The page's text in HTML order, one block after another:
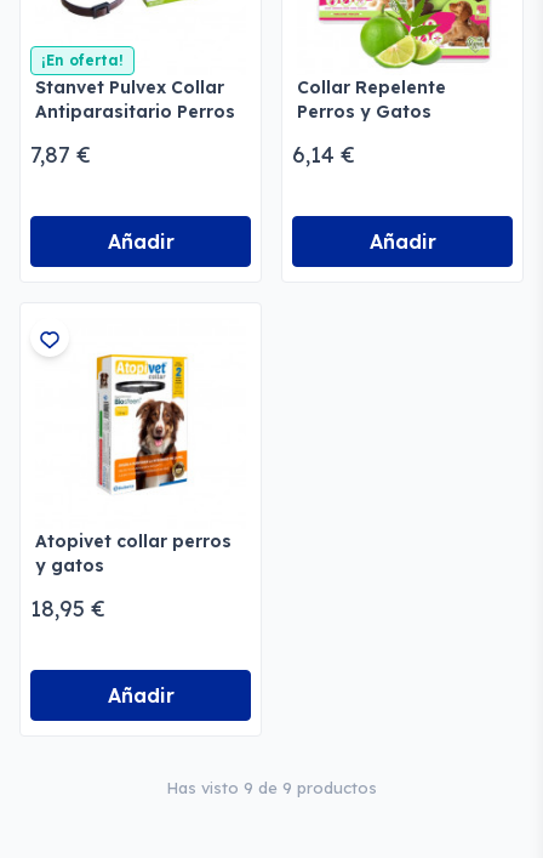
¡En oferta!
Stanvet Pulvex Collar
Antiparasitario Perros
7,87 €
Añadir
Collar Repelente
Perros y Gatos
6,14 €
Añadir
Atopivet collar perros
y gatos
18,95 €
Añadir
Has visto 9 de 9 productos